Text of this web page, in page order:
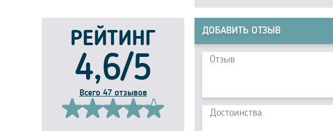
РЕЙТИНГ
4,6/5
Всего 47 отзывов
ДОБАВИТЬ ОТЗЫВ